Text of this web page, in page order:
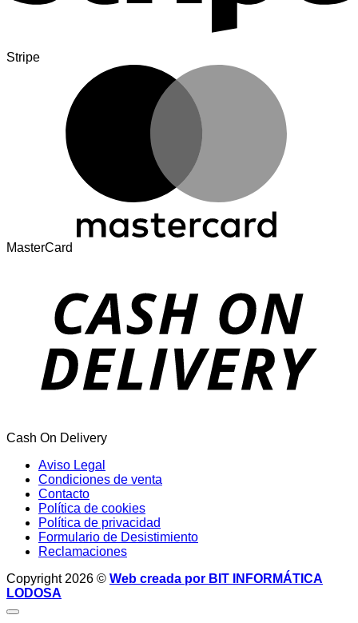
Stripe
MasterCard
Cash On Delivery
Aviso Legal
Condiciones de venta
Contacto
Política de cookies
Política de privacidad
Formulario de Desistimiento
Reclamaciones
Copyright 2026 © Web creada por BIT INFORMÁTICA
LODOSA